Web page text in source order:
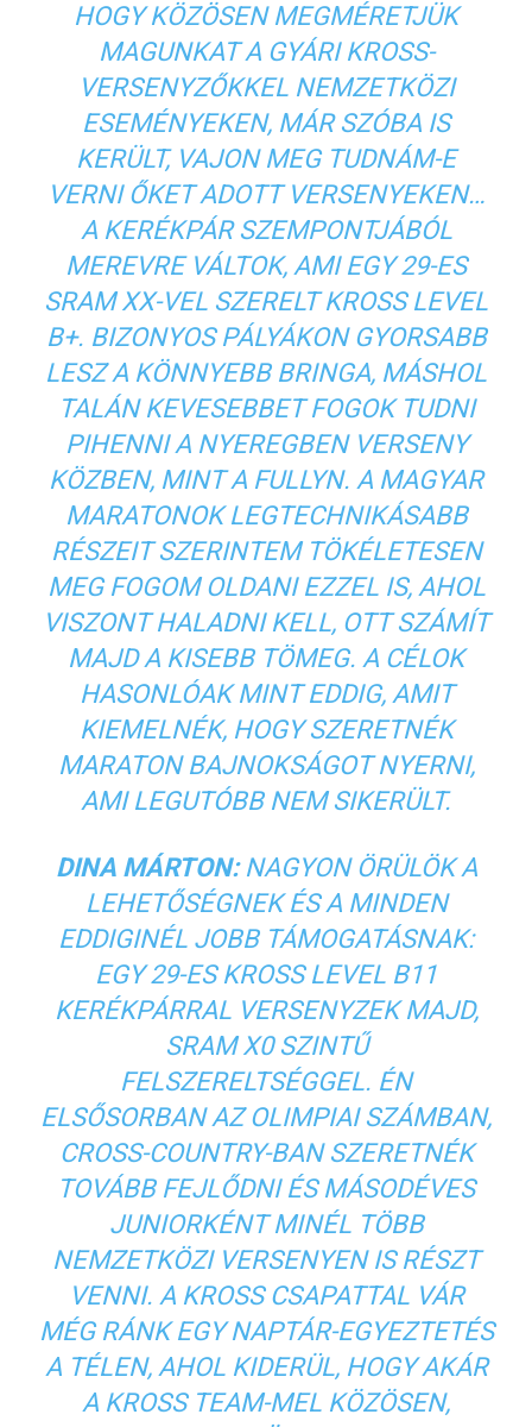
HOGY KÖZÖSEN MEGMÉRETJÜK
MAGUNKAT A GYÁRI KROSS-
VERSENYZŐKKEL NEMZETKÖZI
ESEMÉNYEKEN, MÁR SZÓBA IS
KERÜLT, VAJON MEG TUDNÁM-E
VERNI ŐKET ADOTT VERSENYEKEN…
A KERÉKPÁR SZEMPONTJÁBÓL
MEREVRE VÁLTOK, AMI EGY 29-ES
SRAM XX-VEL SZERELT KROSS LEVEL
B+. BIZONYOS PÁLYÁKON GYORSABB
LESZ A KÖNNYEBB BRINGA, MÁSHOL
TALÁN KEVESEBBET FOGOK TUDNI
PIHENNI A NYEREGBEN VERSENY
KÖZBEN, MINT A FULLYN. A MAGYAR
MARATONOK LEGTECHNIKÁSABB
RÉSZEIT SZERINTEM TÖKÉLETESEN
MEG FOGOM OLDANI EZZEL IS, AHOL
VISZONT HALADNI KELL, OTT SZÁMÍT
MAJD A KISEBB TÖMEG. A CÉLOK
HASONLÓAK MINT EDDIG, AMIT
KIEMELNÉK, HOGY SZERETNÉK
MARATON BAJNOKSÁGOT NYERNI,
AMI LEGUTÓBB NEM SIKERÜLT.
DINA MÁRTON:NAGYON ÖRÜLÖK A
LEHETŐSÉGNEK ÉS A MINDEN
EDDIGINÉL JOBB TÁMOGATÁSNAK:
EGY 29-ES KROSS LEVEL B11
KERÉKPÁRRAL VERSENYZEK MAJD,
SRAM X0 SZINTŰ
FELSZERELTSÉGGEL. ÉN
ELSŐSORBAN AZ OLIMPIAI SZÁMBAN,
CROSS-COUNTRY-BAN SZERETNÉK
TOVÁBB FEJLŐDNI ÉS MÁSODÉVES
JUNIORKÉNT MINÉL TÖBB
NEMZETKÖZI VERSENYEN IS RÉSZT
VENNI. A KROSS CSAPATTAL VÁR
MÉG RÁNK EGY NAPTÁR-EGYEZTETÉS
A TÉLEN, AHOL KIDERÜL, HOGY AKÁR
A KROSS TEAM-MEL KÖZÖSEN,